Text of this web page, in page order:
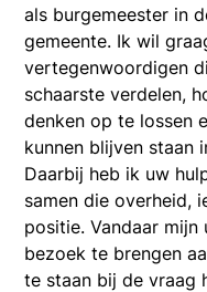
als burgemeester in
gemeente. Ik wil
vertegenwoordigen
schaarste verdelen,
denken op te lossen
kunnen blijven staan
Daarbij heb ik uw
samen die overheid,
positie. Vandaar
bezoek te brengen
te staan bij de vraag